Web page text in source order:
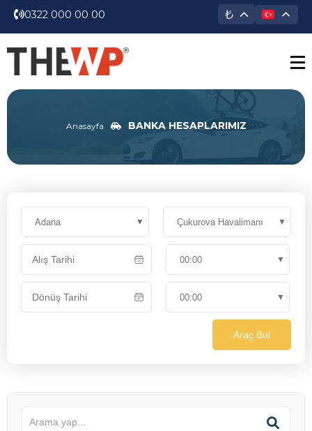
0322 000 00 00 ₺
Anasayfa BANKA HESAPLARIMIZ
Araç Bul